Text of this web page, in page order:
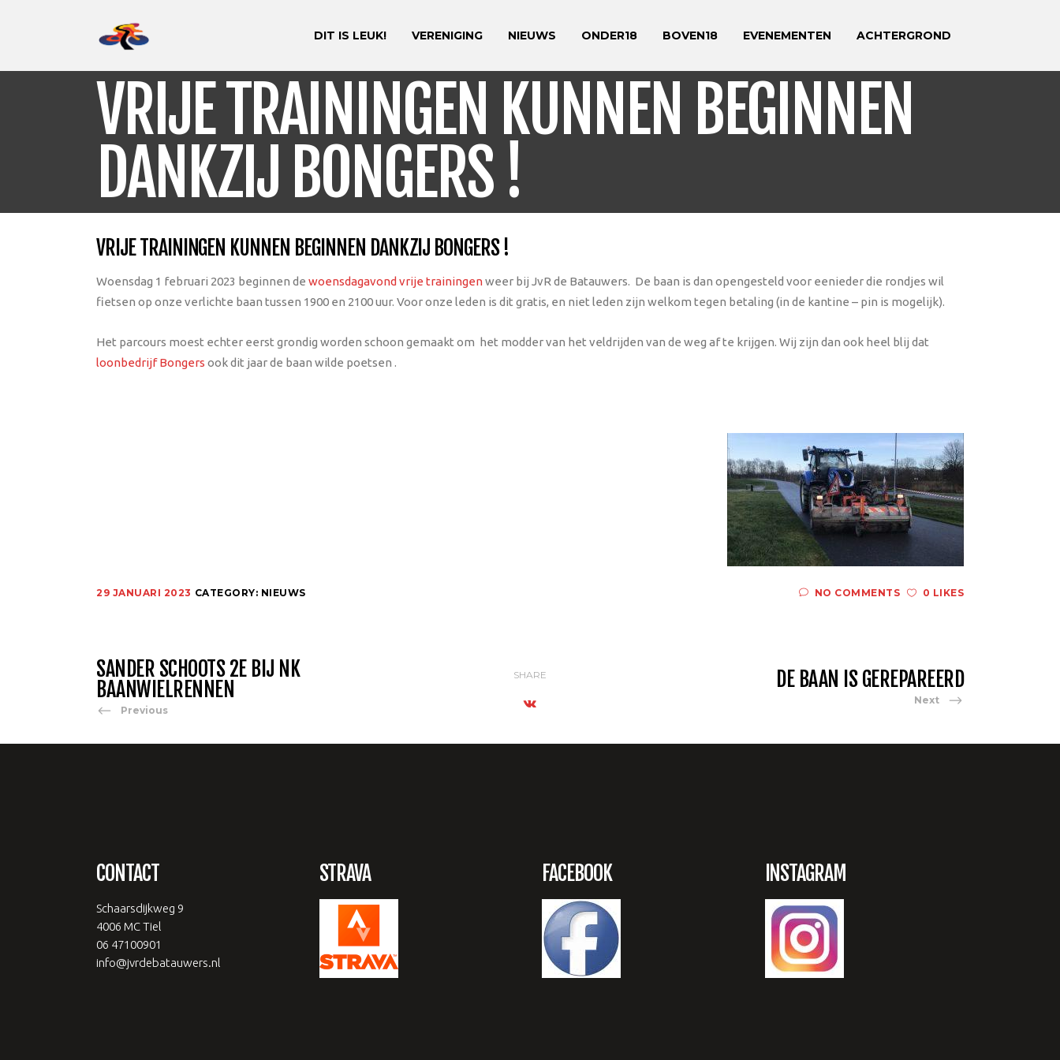
DIT IS LEUK! VERENIGING NIEUWS ONDER18 BOVEN18 EVENEMENTEN ACHTERGROND
VRIJE TRAININGEN KUNNEN BEGINNEN
DANKZIJ BONGERS !
VRIJE TRAININGEN KUNNEN BEGINNEN DANKZIJ BONGERS !
Woensdag 1 februari 2023 beginnen de woensdagavond vrije trainingenweer bij JvR de Batauwers. De baan is dan opengesteld voor eenieder die rondjes wil
fietsen op onze verlichte baan tussen 1900 en 2100 uur. Voor onze leden is dit gratis, en niet leden zijn welkom tegen betaling (in de kantine – pin is mogelijk).
Het parcours moest echter eerst grondig worden schoon gemaakt om het modder van het veldrijden van de weg af te krijgen. Wij zijn dan ook heel blij dat
loonbedrijf Bongers ook dit jaar de baan wilde poetsen .
29 JANUARI 2023 CATEGORY: NIEUWS NO COMMENTS 0 LIKES
SANDER SCHOOTS 2E BIJ NK
BAANWIELRENNEN
Previous
SHARE DE BAAN IS GEREPAREERD
Next
CONTACT
Schaarsdijkweg 9
4006 MC Tiel
06 47100901
info@jvrdebatauwers.nl
STRAVA FACEBOOK INSTAGRAM